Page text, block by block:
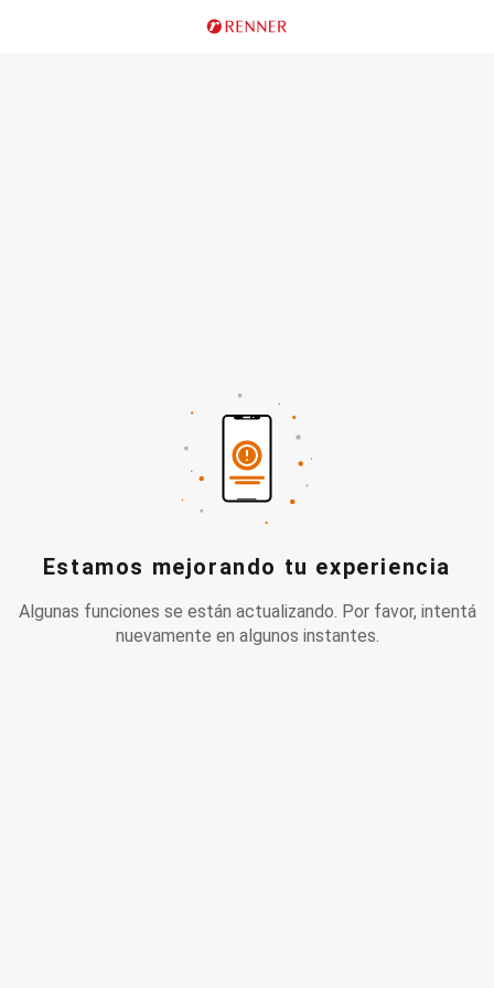
Estamos mejorando tu experiencia
Algunas funciones se están actualizando. Por favor, intentá
nuevamente en algunos instantes.